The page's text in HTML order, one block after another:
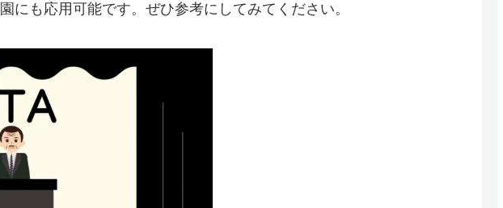
にも応用可能です。ぜひ参考にしてみてください。